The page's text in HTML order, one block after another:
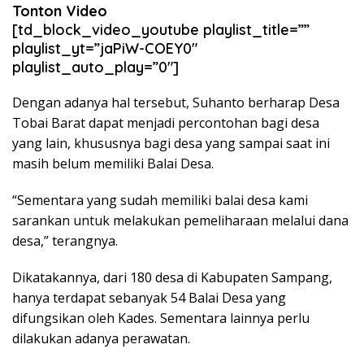
Tonton Video
[td_block_video_youtube playlist_title=””
playlist_yt=”jaPiW-COEY0″
playlist_auto_play=”0″]
Dengan adanya hal tersebut, Suhanto berharap Desa
Tobai Barat dapat menjadi percontohan bagi desa
yang lain, khususnya bagi desa yang sampai saat ini
masih belum memiliki Balai Desa.
“Sementara yang sudah memiliki balai desa kami
sarankan untuk melakukan pemeliharaan melalui dana
desa,” terangnya.
Dikatakannya, dari 180 desa di Kabupaten Sampang,
hanya terdapat sebanyak 54 Balai Desa yang
difungsikan oleh Kades. Sementara lainnya perlu
dilakukan adanya perawatan.